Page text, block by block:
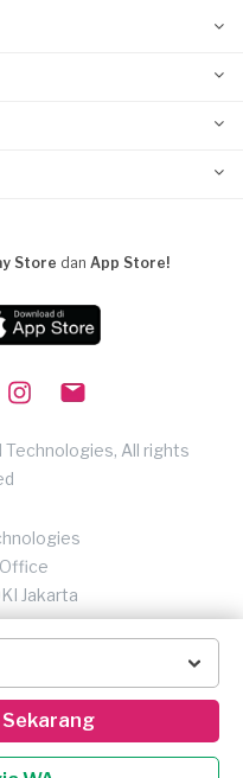
Sekarang
Store dan App Store!
All rights
Jakarta